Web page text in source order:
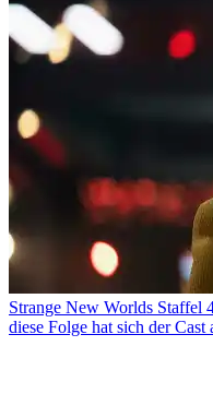
Strange New Worlds Staffel
diese Folge hat sich der Cast